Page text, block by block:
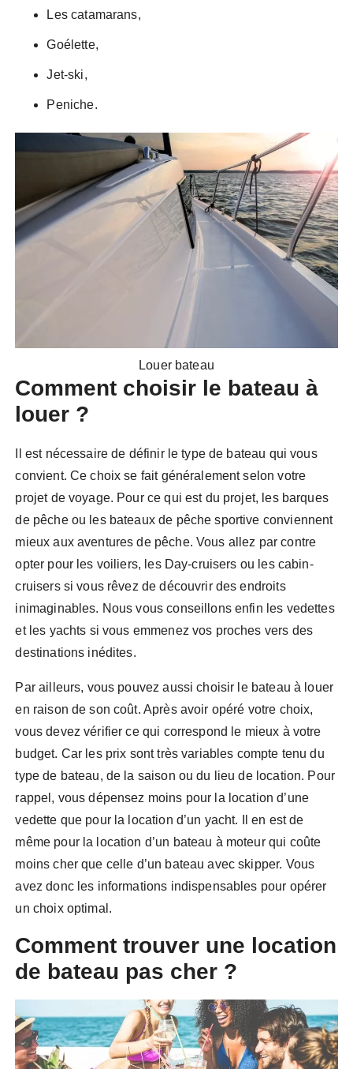
Les catamarans,
Goélette,
Jet-ski,
Peniche.
Louer bateau
Comment choisir le bateau à
louer ?
Il est nécessaire de définir le type de bateau qui vous
convient. Ce choix se fait généralement selon votre
projet de voyage. Pour ce qui est du projet, les barques
de pêche ou les bateaux de pêche sportive conviennent
mieux aux aventures de pêche. Vous allez par contre
opter pour les voiliers, les Day-cruisers ou les cabin-
cruisers si vous rêvez de découvrir des endroits
inimaginables. Nous vous conseillons enfin les vedettes
et les yachts si vous emmenez vos proches vers des
destinations inédites.
Par ailleurs, vous pouvez aussi choisir le bateau à louer
en raison de son coût. Après avoir opéré votre choix,
vous devez vérifier ce qui correspond le mieux à votre
budget. Car les prix sont très variables compte tenu du
type de bateau, de la saison ou du lieu de location. Pour
rappel, vous dépensez moins pour la location d’une
vedette que pour la location d’un yacht. Il en est de
même pour la location d’un bateau à moteur qui coûte
moins cher que celle d’un bateau avec skipper. Vous
avez donc les informations indispensables pour opérer
un choix optimal.
Comment trouver une location
de bateau pas cher ?